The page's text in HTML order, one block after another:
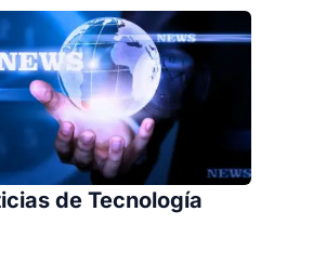
de Tecnología